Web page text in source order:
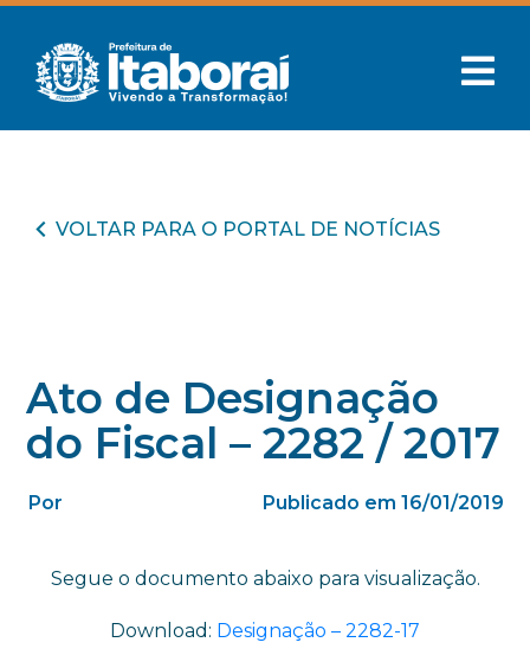
VOLTAR PARA O PORTAL DE NOTÍCIAS
Ato de Designação
do Fiscal – 2282 / 2017
Por Publicado em 16/01/2019
Segue o documento abaixo para visualização.
Download: Designação – 2282-17